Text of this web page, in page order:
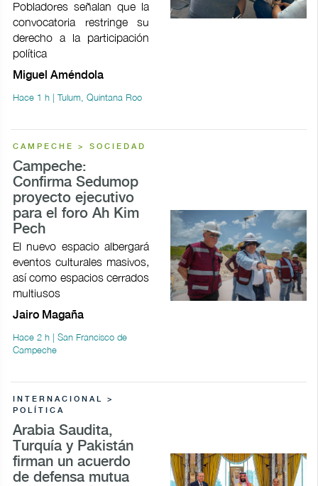
Pobladores señalan que la
convocatoria restringe su
derecho a la participación
política
Miguel Améndola
Hace 1 h | Tulum, Quintana Roo
CAMPECHE > SOCIEDAD
Campeche:
Confirma Sedumop
proyecto ejecutivo
para el foro Ah Kim
Pech
El nuevo espacio albergará
eventos culturales masivos,
así como espacios cerrados
multiusos
Jairo Magaña
Hace 2 h | San Francisco de
Campeche
INTERNACIONAL >
POLÍTICA
Arabia Saudita,
Turquía y Pakistán
firman un acuerdo
de defensa mutua